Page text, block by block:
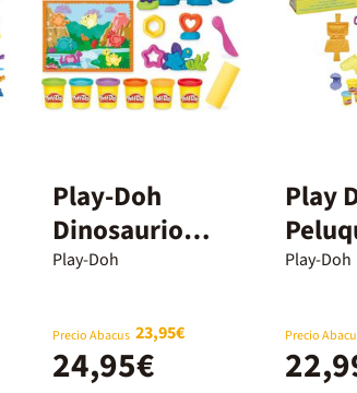
Play-Doh
Dinosaurio
Colores
Play-Doh
Precio Abacus 23,95€
24,95€
Play
Play-Doh
Precio